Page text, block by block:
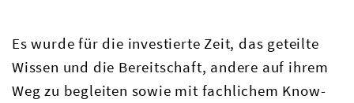
Es wurde für die investierte Zeit, das geteilte
Wissen und die Bereitschaft, andere auf ihrem
Weg zu begleiten sowie mit fachlichem Know-